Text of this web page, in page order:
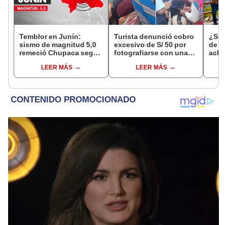
Temblor en Junín:
sismo de magnitud 5,0
remeció Chupaca según
LEER MÁS
Turista denunció cobro
excesivo de S/ 50 por
fotografiarse con una
Serenazgo recuperó el
dinero
LEER MÁS
¿Se
de